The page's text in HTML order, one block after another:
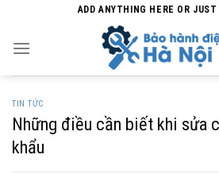
content
ADD ANYTHING HERE OR
TIN TỨC
Những điều cần biết khi sửa
khẩu